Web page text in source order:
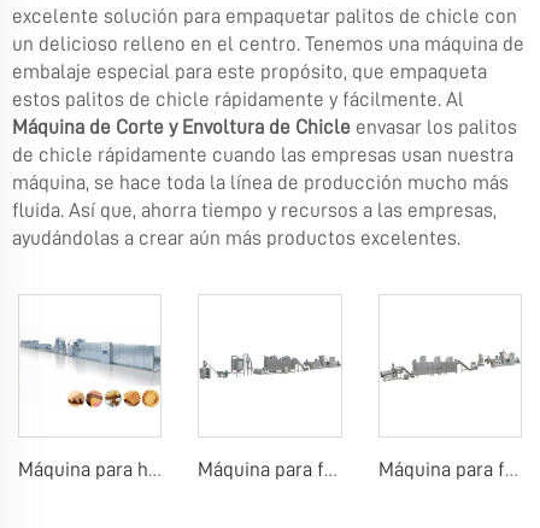
excelente solución para empaquetar palitos de chicle con
un delicioso relleno en el centro. Tenemos una máquina de
embalaje especial para este propósito, que empaqueta
estos palitos de chicle rápidamente y fácilmente. Al
Máquina de Corte y Envoltura de Chicle envasar los palitos
de chicle rápidamente cuando las empresas usan nuestra
máquina, se hace toda la línea de producción mucho más
fluida. Así que, ahorra tiempo y recursos a las empresas,
ayudándolas a crear aún más productos excelentes.
Máquina para hacer galletas de obleas Máquina para fabricar polvo de arroz para bebés Máquina para fabricar arroz inflado, bola de arroz, barra de arroz